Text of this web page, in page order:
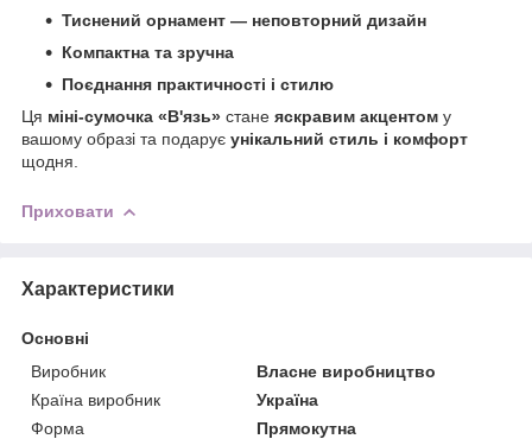
Тиснений орнамент — неповторний дизайн
Компактна та зручна
Поєднання практичності і стилю
Ця міні-сумочка «В'язь» стане яскравим акцентом у
вашому образі та подарує унікальний стиль і комфорт
щодня.
Приховати
Характеристики
Основні
Виробник
Власне виробництво
Країна виробник
Україна
Форма
Прямокутна